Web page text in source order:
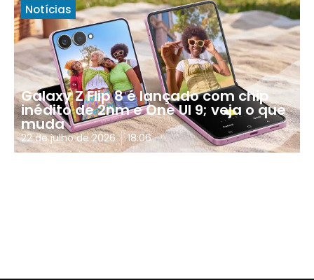
Notícias
Galaxy Z Flip 8 é lançado com chip
inédito de 2nm e One UI 9; veja o que
muda
22 de julho de 2026 18:06